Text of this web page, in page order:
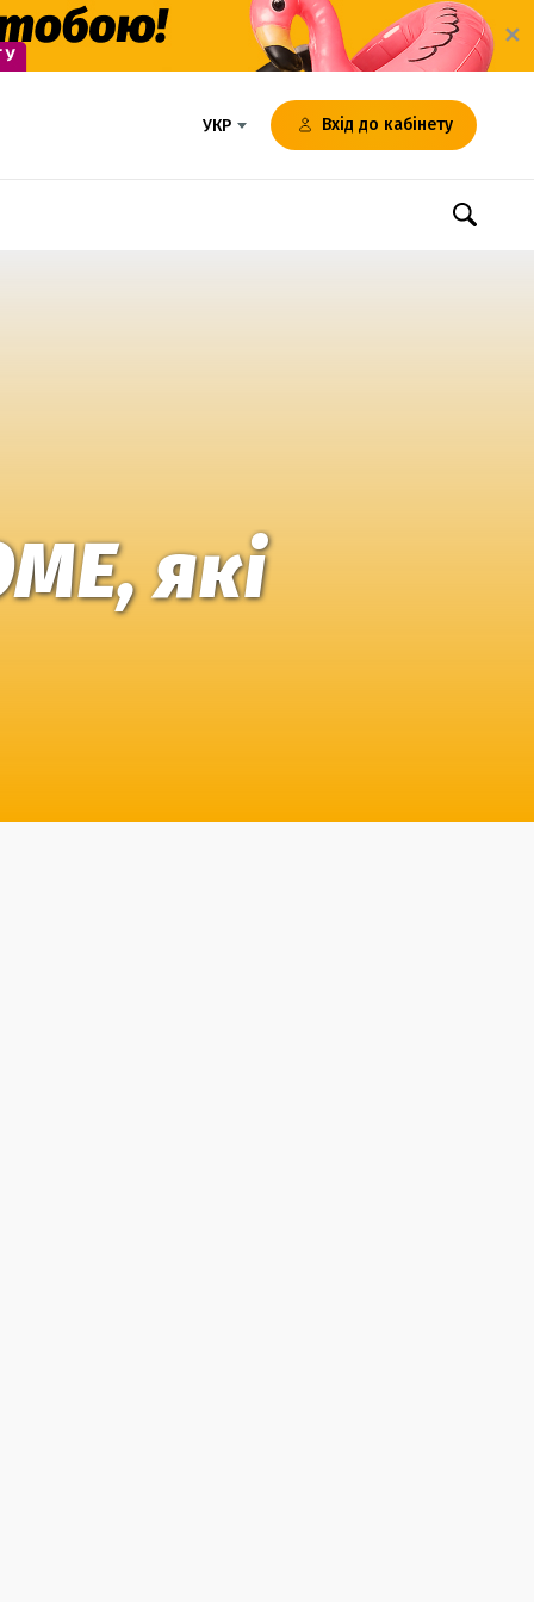
✕
УКР Вхід до кабінету
які